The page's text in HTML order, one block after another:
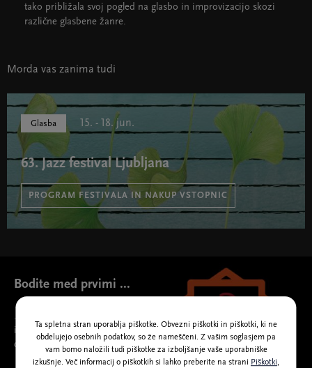
tako približala svoj pogled na glasbo in improvizacijo skozi
različne glasbene žanre.
Morda vas zanima tudi
Glasba 15. - 18. jun.
63. Jazz festival Ljubljana
PROGRAM FESTIVALA IN NAKUP VSTOPNIC
Bodite med prvimi ...
... ki boste izvedeli, katere koncerte, predavanja, gledališka
in plesna gostovanja in drugo pripravljamo v Cankarjevem
domu.
Ta spletna stran uporablja piškotke. Obvezni piškotki in piškotki, ki ne
obdelujejo osebnih podatkov, so že nameščeni. Z vašim soglasjem pa
vam bomo naložili tudi piškotke za izboljšanje vaše uporabniške
izkušnje. Več informacij o piškotkih si lahko preberite na strani Piškotki,